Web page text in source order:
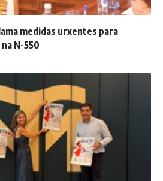
medidas urxentes para
N-550